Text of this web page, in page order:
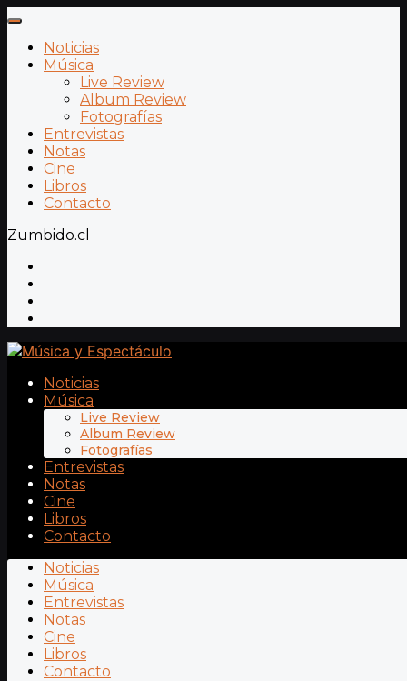
Noticias
Música
Live Review
Album Review
Fotografías
Entrevistas
Notas
Cine
Libros
Contacto
Zumbido.cl
Noticias
Música
Live Review
Album Review
Fotografías
Entrevistas
Notas
Cine
Libros
Contacto
Noticias
Música
Entrevistas
Notas
Cine
Libros
Contacto